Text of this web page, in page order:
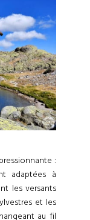
:
adaptées à
les versants
et les
au fil